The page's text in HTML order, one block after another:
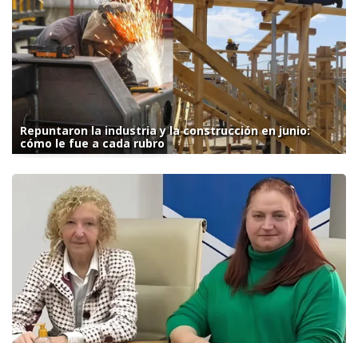
Repuntaron la industria y la construcción en junio:
cómo le fue a cada rubro